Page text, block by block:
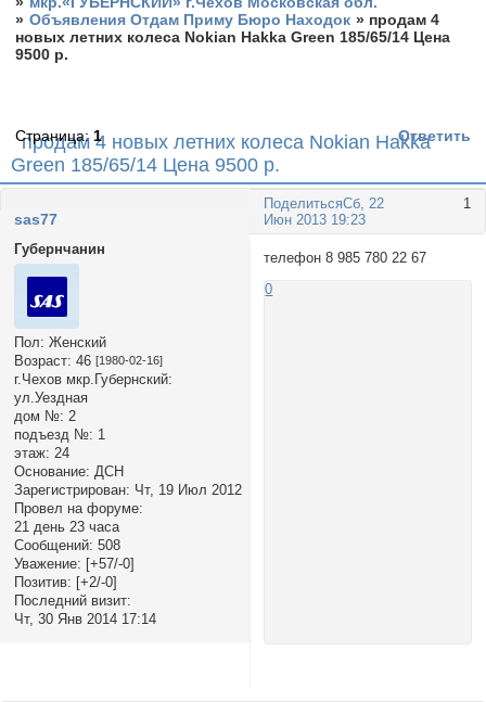
» Объявления Отдам Приму Бюро Находок » продам 4
новых летних колеса Nokian Hakka Green 185/65/14 Цена
9500 р.
продам 4 новых летних колеса Nokian Hakka
Green 185/65/14 Цена 9500 р.
Страница: 1 Ответить
Поделиться 1
Сб, 22
Июн 2013 19:23
sas77
Губернчанин
Пол: Женский
Возраст: 46 [1980-02-16]
г.Чехов мкр.Губернский:
ул.Уездная
дом №: 2
подъезд №: 1
этаж: 24
Основание: ДСН
Зарегистрирован: Чт, 19 Июл 2012
Провел на форуме:
21 день 23 часа
Сообщений: 508
Уважение: [+57/-0]
Позитив: [+2/-0]
Последний визит:
Чт, 30 Янв 2014 17:14
телефон 8 985 780 22 67
0